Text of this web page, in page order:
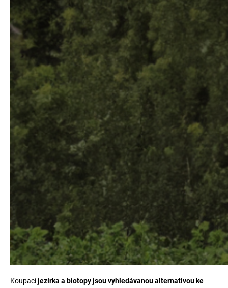
Koupacíjezírka a biotopy jsou vyhledávanou alternativou ke